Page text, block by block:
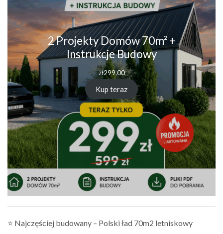
2 Projekty Domów 70m² +
Instrukcje Budowy
zł299.00
Kup teraz
⭐ Najczęściej budowany – Polski ład 70m2 letniskowy